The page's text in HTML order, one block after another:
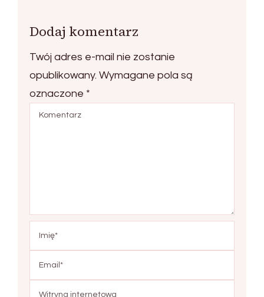
Dodaj komentarz
Twój adres e-mail nie zostanie
opublikowany. Wymagane pola są
oznaczone *